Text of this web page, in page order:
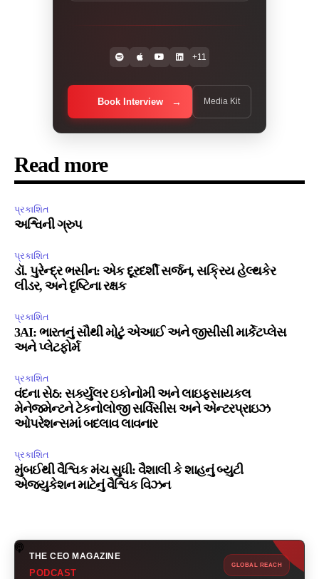
+11
Book Interview Media Kit
Read more
પ્રકાશિત
અશ્વિની ગ્રુપ
પ્રકાશિત
ડૉ. પુરેન્દ્ર ભસીન: એક દૂરદર્શી સર્જન, સક્રિય હેલ્થકેર
લીડર, અને દૃષ્ટિના રક્ષક
પ્રકાશિત
3AI: ભારતનું સૌથી મોટું એઆઈ અને જીસીસી માર્કેટપ્લેસ
અને પ્લેટફોર્મ
પ્રકાશિત
વંદના સેઠ: સર્ક્યુલર ઇકોનોમી અને લાઇફસાયકલ
મેનેજમેન્ટને ટેકનોલોજી સર્વિસીસ અને એન્ટરપ્રાઇઝ
ઓપરેશન્સમાં બદલાવ લાવનાર
પ્રકાશિત
મુંબઈથી વૈશ્વિક મંચ સુધી: વૈશાલી કે શાહનું બ્યુટી
એજ્યુકેશન માટેનું વૈશ્વિક વિઝન
THE CEO MAGAZINE
PODCAST
GLOBAL REACH